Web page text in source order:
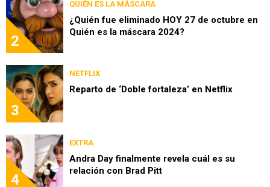
2
QUIÉN ES LA MÁSCARA
¿Quién fue eliminado HOY 27 de octubre en
Quién es la máscara 2024?
3
NETFLIX
Reparto de ‘Doble fortaleza’ en Netflix
4
EXTRA
Andra Day finalmente revela cuál es su
relación con Brad Pitt